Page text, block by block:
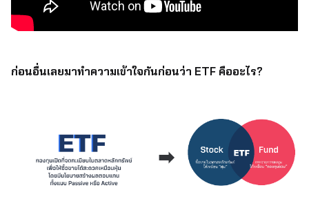
ก่อนอื่นเลยมาทำความเข้าใจกันก่อนว่า ETF คืออะไร?